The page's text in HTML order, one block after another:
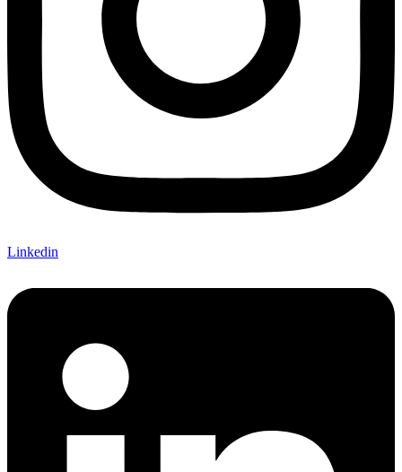
Linkedin